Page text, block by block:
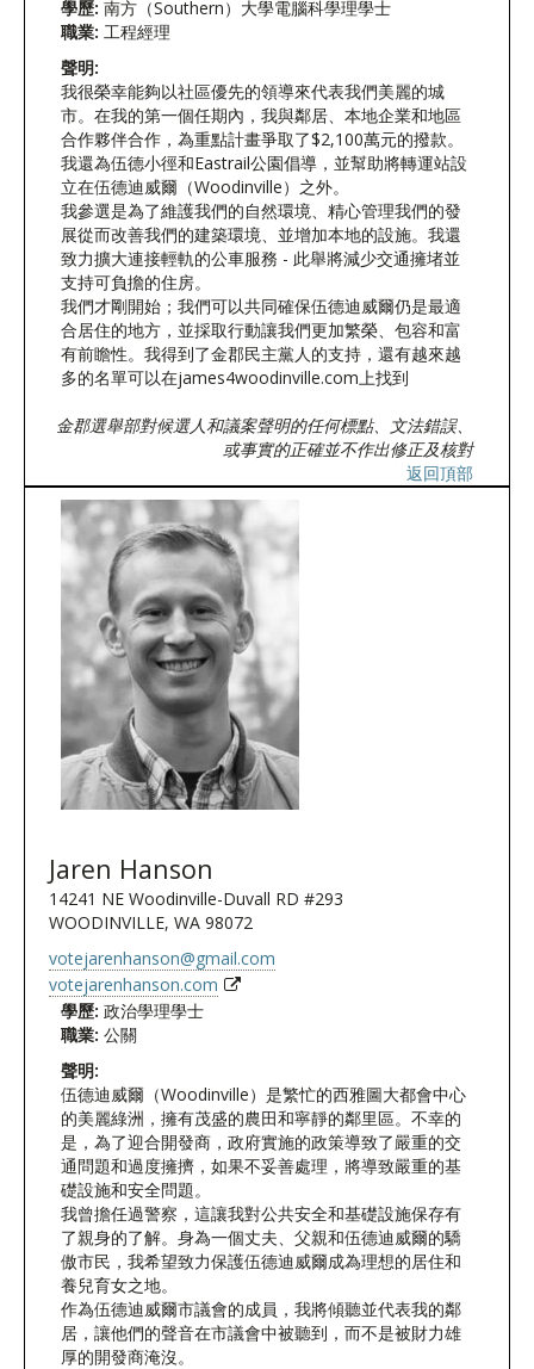
學歷: 南方（Southern）大學電腦科學理學士
職業: 工程經理
聲明:
我很榮幸能夠以社區優先的領導來代表我們美麗的城
市。在我的第一個任期內，我與鄰居、本地企業和地區
合作夥伴合作，為重點計畫爭取了$2,100萬元的撥款。
我還為伍德小徑和Eastrail公園倡導，並幫助將轉運站設
立在伍德迪威爾（Woodinville）之外。
我參選是為了維護我們的自然環境、精心管理我們的發
展從而改善我們的建築環境、並增加本地的設施。我還
致力擴大連接輕軌的公車服務 - 此舉將減少交通擁堵並
支持可負擔的住房。
我們才剛開始；我們可以共同確保伍德迪威爾仍是最適
合居住的地方，並採取行動讓我們更加繁榮、包容和富
有前瞻性。我得到了金郡民主黨人的支持，還有越來越
多的名單可以在james4woodinville.com上找到
金郡選舉部對候選人和議案聲明的任何標點、文法錯誤、
或事實的正確並不作出修正及核對
返回頂部
Jaren Hanson
14241 NE Woodinville-Duvall RD #293
WOODINVILLE, WA 98072
votejarenhanson@gmail.com
votejarenhanson.com
學歷: 政治學理學士
職業: 公關
聲明:
伍德迪威爾（Woodinville）是繁忙的西雅圖大都會中心
的美麗綠洲，擁有茂盛的農田和寧靜的鄰里區。不幸的
是，為了迎合開發商，政府實施的政策導致了嚴重的交
通問題和過度擁擠，如果不妥善處理，將導致嚴重的基
礎設施和安全問題。
我曾擔任過警察，這讓我對公共安全和基礎設施保存有
了親身的了解。身為一個丈夫、父親和伍德迪威爾的驕
傲市民，我希望致力保護伍德迪威爾成為理想的居住和
養兒育女之地。
作為伍德迪威爾市議會的成員，我將傾聽並代表我的鄰
居，讓他們的聲音在市議會中被聽到，而不是被財力雄
厚的開發商淹沒。